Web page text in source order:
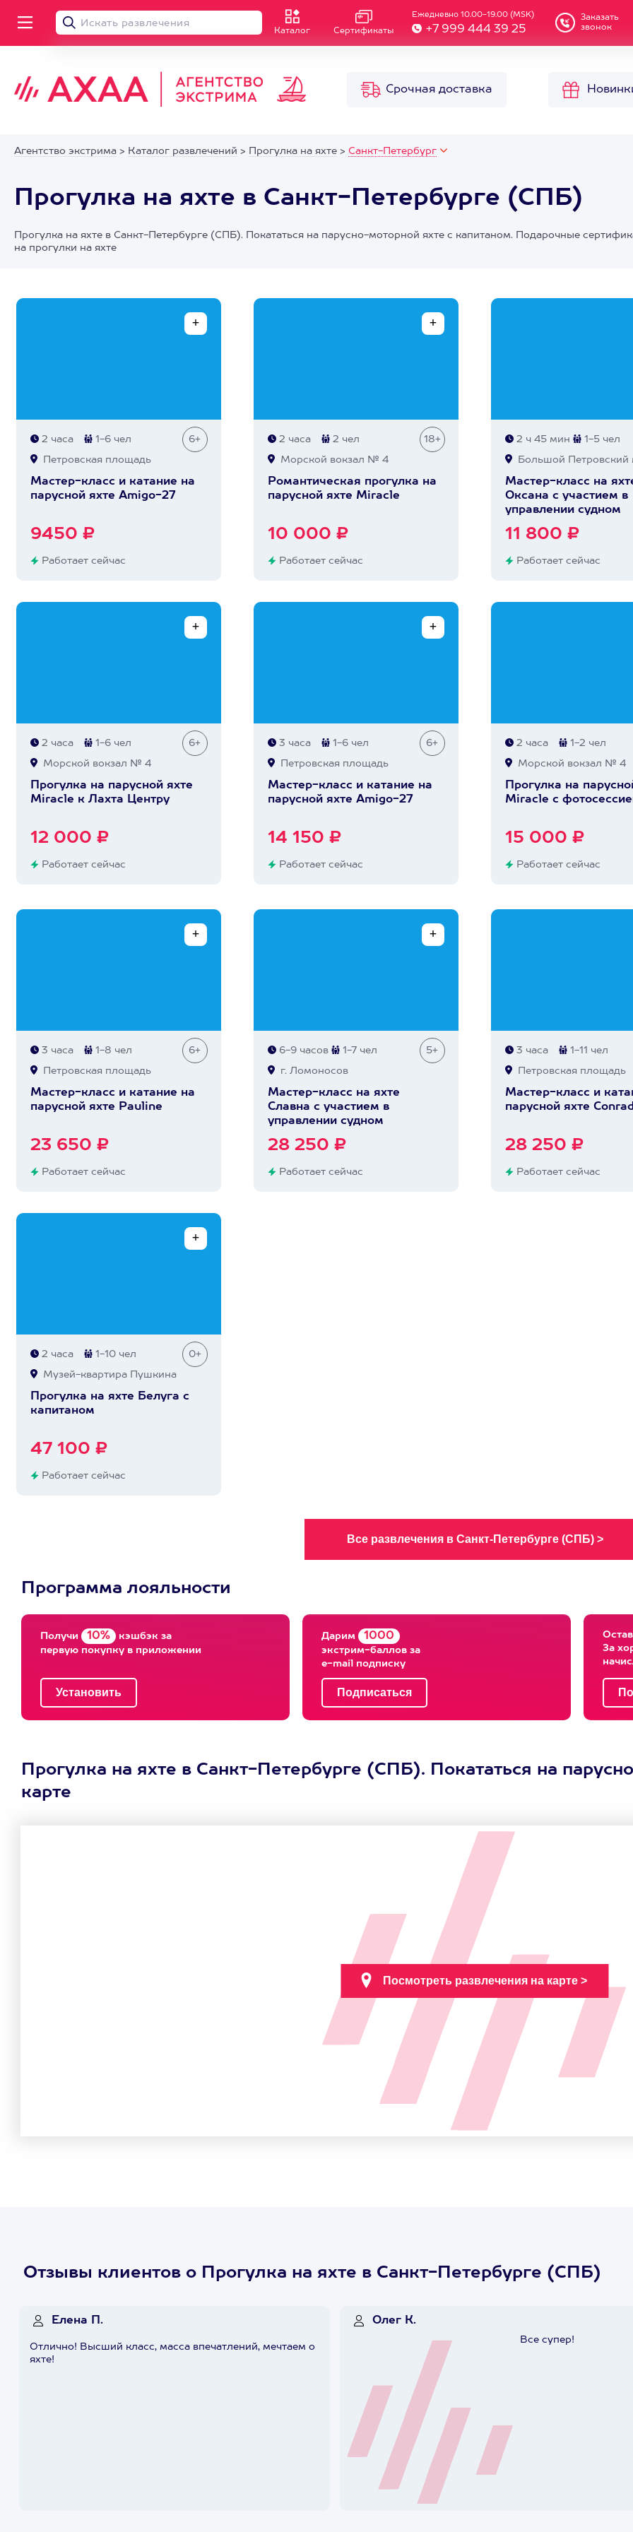
Каталог Сертификаты
Ежедневно 10.00-19.00 (MSK)
+7 999 444 39 25
Заказать
звонок
Срочная доставка
Агентство экстрима > Каталог развлечений > Прогулка на яхте > Санкт-Петербург
Прогулка на яхте в Санкт-Петербурге (СПБ)
Прогулка на яхте в Санкт-Петербурге (СПБ). Покататься на парусно-моторной яхте с капитаном. Подарочные
на прогулки на яхте
2 часа 1-6 чел 6+
Петровская площадь
Мастер-класс и катание на
парусной яхте Amigo-27
9450 ₽
Работает сейчас
2 часа 2 чел 18+
Морской вокзал № 4
Романтическая прогулка на
парусной яхте Miracle
10 000 ₽
Работает сейчас
2 ч 45 мин 1-5 чел
Большой Петровский
Мастер-класс на
Оксана с участием в
управлении судном
11 800 ₽
Работает сейчас
2 часа 1-6 чел 6+
Морской вокзал № 4
Прогулка на парусной яхте
Miracle к Лахта Центру
12 000 ₽
Работает сейчас
3 часа 1-6 чел 6+
Петровская площадь
Мастер-класс и катание на
парусной яхте Amigo-27
14 150 ₽
Работает сейчас
2 часа 1-2 чел
Морской вокзал № 4
Прогулка на
Miracle с
15 000 ₽
Работает сейчас
3 часа 1-8 чел 6+
Петровская площадь
Мастер-класс и катание на
парусной яхте Pauline
23 650 ₽
Работает сейчас
6-9 часов 1-7 чел 5+
г. Ломоносов
Мастер-класс на яхте
Славна с участием в
управлении судном
28 250 ₽
Работает сейчас
3 часа 1-11 чел
Петровская площадь
Мастер-класс и
парусной яхте
28 250 ₽
Работает сейчас
2 часа 1-10 чел 0+
Музей-квартира Пушкина
Прогулка на яхте Белуга с
капитаном
47 100 ₽
Работает сейчас
Программа лояльности
Получи 10% кэшбэк за
первую покупку в приложении
Дарим 1000
экстрим-баллов за
e-mail подписку
За
Прогулка на яхте в Санкт-Петербурге (СПБ). Покататься на
карте
Отзывы клиентов о Прогулка на яхте в Санкт-Петербурге (СПБ)
Елена П.
Отлично! Высший класс, масса впечатлений, мечтаем о
яхте!
Олег К.
Все супер!